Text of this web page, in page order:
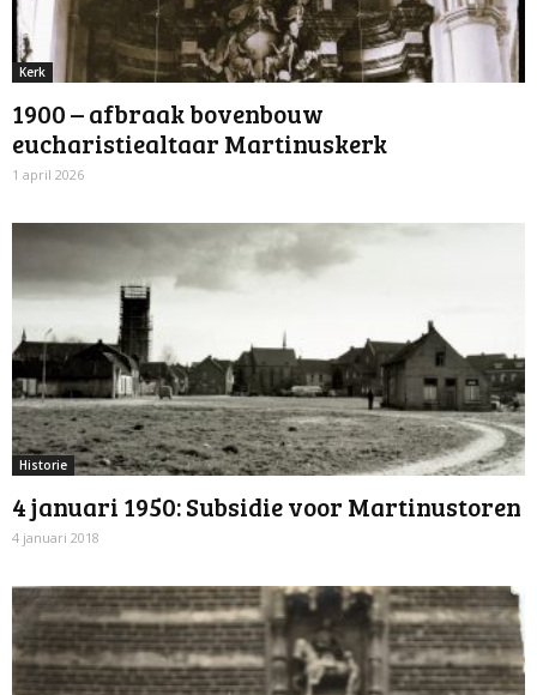
Kerk
1900 – afbraak bovenbouw
eucharistiealtaar Martinuskerk
1 april 2026
Historie
4 januari 1950: Subsidie voor Martinustoren
4 januari 2018